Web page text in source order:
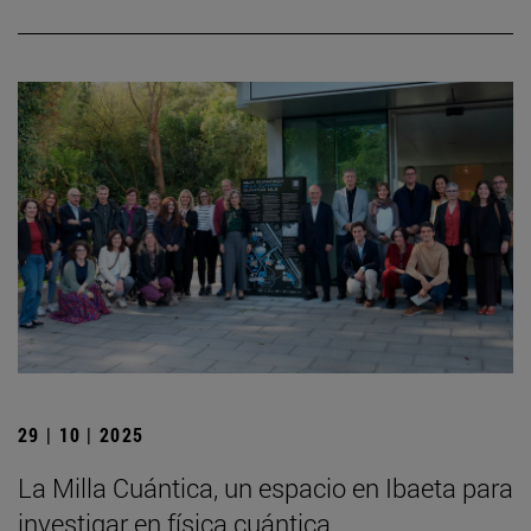
29 | 10 | 2025
La Milla Cuántica, un espacio en Ibaeta para
investigar en física cuántica